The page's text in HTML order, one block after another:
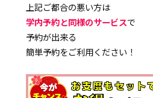
上記ご都合の悪い方は
学内予約と同様のサービスで
予約が出来る
簡単予約をご利用ください！